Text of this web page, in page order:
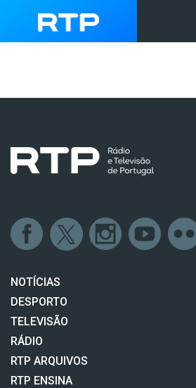
NOTÍCIAS
DESPORTO
TELEVISÃO
RÁDIO
RTP ARQUIVOS
RTP ENSINA